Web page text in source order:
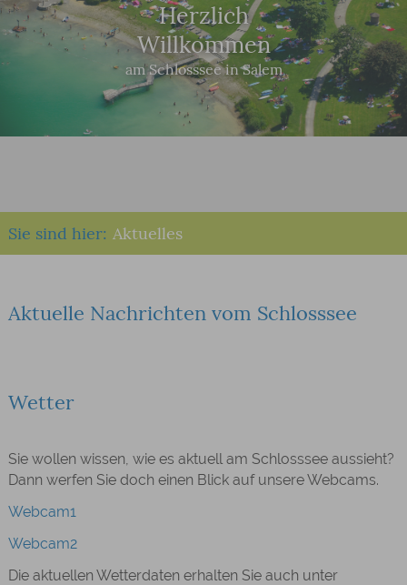
Herzlich
Willkommen
am Schlosssee in Salem
Sie sind hier: Aktuelles
Aktuelle Nachrichten vom Schlosssee
Wetter
Sie wollen wissen, wie es aktuell am Schlosssee aussieht?
Dann werfen Sie doch einen Blick auf unsere Webcams.
Webcam1
Webcam2
Die aktuellen Wetterdaten erhalten Sie auch unter